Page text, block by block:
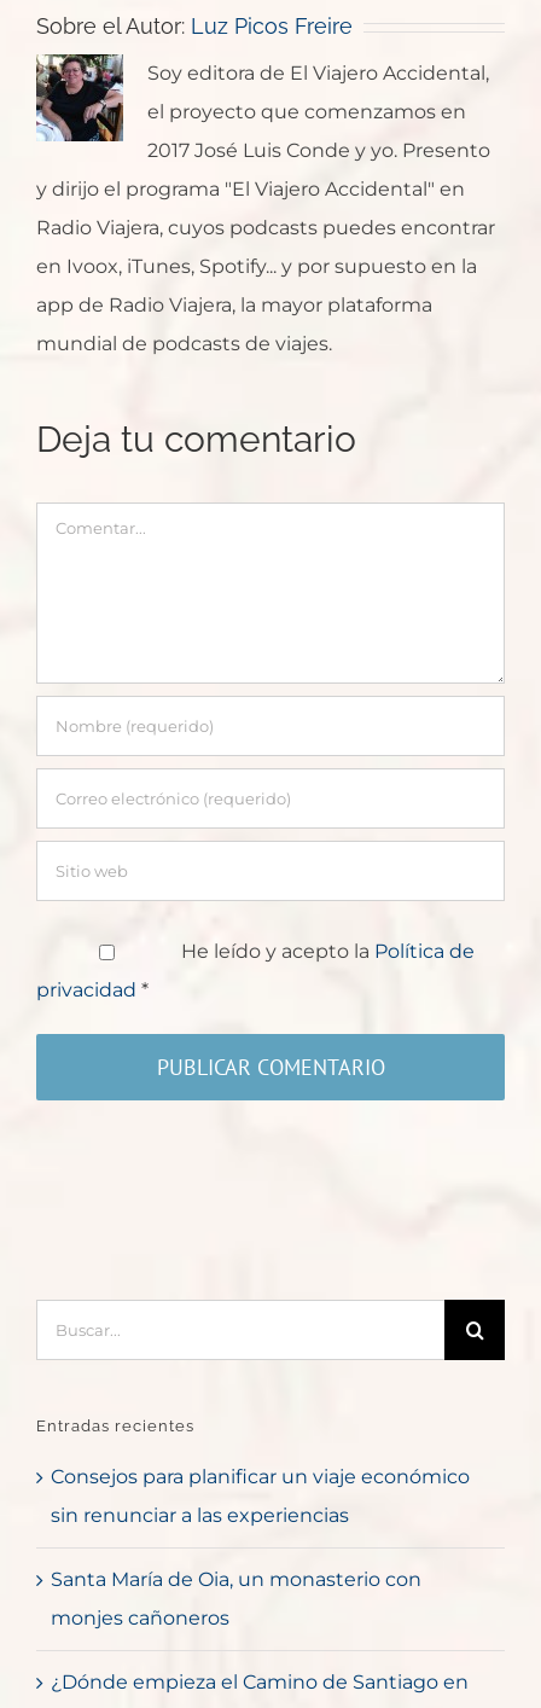
Sobre el Autor: Luz Picos Freire
Soy editora de El Viajero Accidental,
el proyecto que comenzamos en
2017 José Luis Conde y yo. Presento
y dirijo el programa "El Viajero Accidental" en
Radio Viajera, cuyos podcasts puedes encontrar
en Ivoox, iTunes, Spotify... y por supuesto en la
app de Radio Viajera, la mayor plataforma
mundial de podcasts de viajes.
Deja tu comentario
Comentar
He leído y acepto la Política de
privacidad *
Entradas recientes
Consejos para planificar un viaje económico
sin renunciar a las experiencias
Santa María de Oia, un monasterio con
monjes cañoneros
¿Dónde empieza el Camino de Santiago en